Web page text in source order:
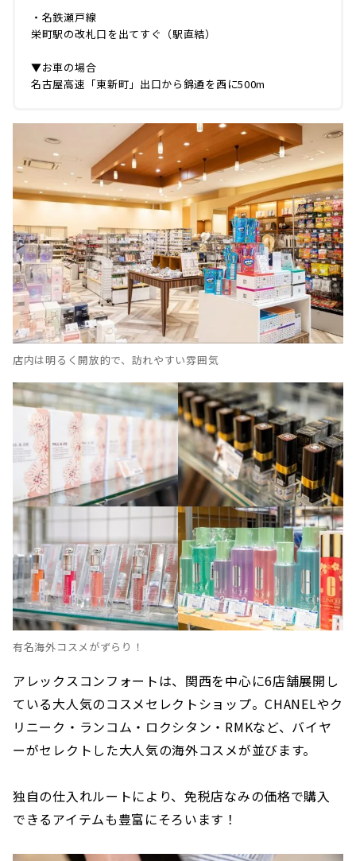
・名鉄瀬戸線
栄町駅の改札口を出てすぐ（駅直結）
▼お車の場合
名古屋高速「東新町」出口から錦通を西に500m
店内は明るく開放的で、訪れやすい雰囲気
有名海外コスメがずらり！
アレックスコンフォートは、関西を中心に6店舗展開し
ている大人気のコスメセレクトショップ。CHANELやク
リニーク・ランコム・ロクシタン・RMKなど、バイヤ
ーがセレクトした大人気の海外コスメが並びます。
独自の仕入れルートにより、免税店なみの価格で購入
できるアイテムも豊富にそろいます！